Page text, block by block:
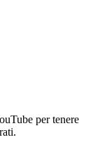
per tenere